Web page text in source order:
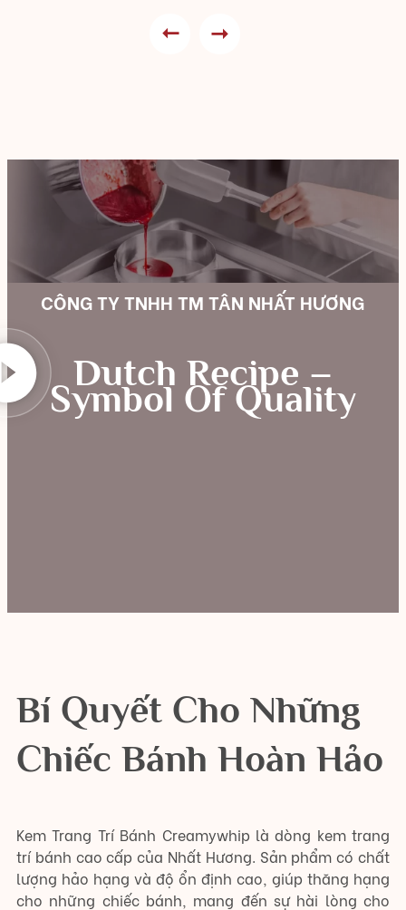
CÔNG TY TNHH TM TÂN NHẤT HƯƠNG
Dutch Recipe –
Symbol Of Quality
Bí Quyết Cho Những
Chiếc Bánh Hoàn Hảo
Kem Trang Trí Bánh Creamywhip là dòng kem trang
trí bánh cao cấp của Nhất Hương. Sản phẩm có chất
lượng hảo hạng và độ ổn định cao, giúp thăng hạng
cho những chiếc bánh, mang đến sự hài lòng cho